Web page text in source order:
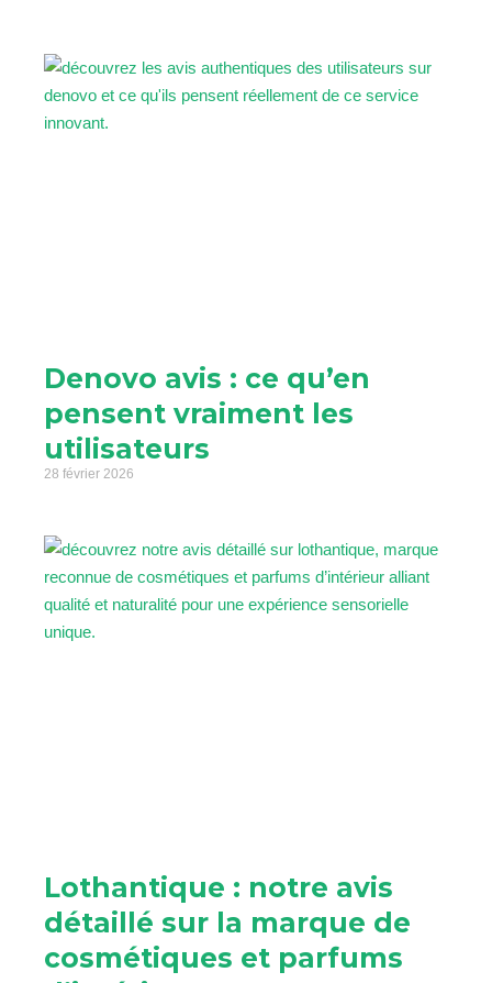
Denovo avis : ce qu’en
pensent vraiment les
utilisateurs
28 février 2026
Lothantique : notre avis
détaillé sur la marque de
cosmétiques et parfums